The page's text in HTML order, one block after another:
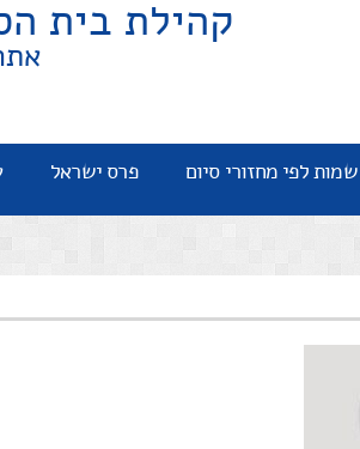
קהילת בית
שמות לפי מחזורי סיום פרס ישראל